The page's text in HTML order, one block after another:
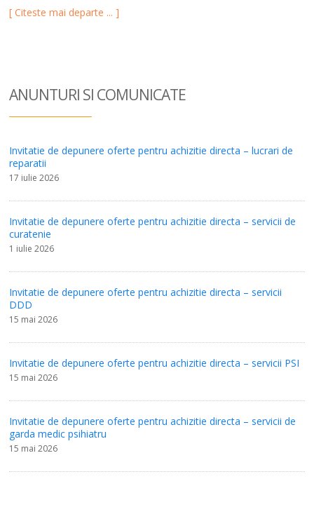
[ Citeste mai departe ... ]
ANUNTURI SI COMUNICATE
Invitatie de depunere oferte pentru achizitie directa – lucrari de
reparatii
17 iulie 2026
Invitatie de depunere oferte pentru achizitie directa – servicii de
curatenie
1 iulie 2026
Invitatie de depunere oferte pentru achizitie directa – servicii
DDD
15 mai 2026
Invitatie de depunere oferte pentru achizitie directa – servicii PSI
15 mai 2026
Invitatie de depunere oferte pentru achizitie directa – servicii de
garda medic psihiatru
15 mai 2026